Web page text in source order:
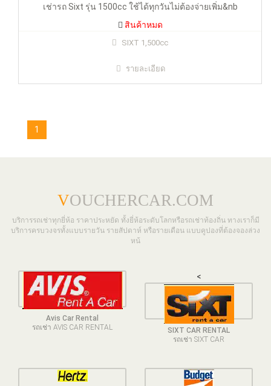
เช่ารถ Sixt รุ่น 1500cc ใช้ได้ทุกวันไม่ต้องจ่ายเพิ่ม&nb
สินค้าหมด
SIXT 1,500cc
รายละเอียด
1
VOUCHERCAR.COM
บริการรถเช่าทุกยี่ห้อ ราคาประหยัด ทั้งยี่ห้อระดับโลกหรือรถเช่าท้องถิ่น ทางเราก็มี
บริการครบวงจรทั้งแบบรายวัน รายสัปดาห์ หรือรายเดือน แบบคูปองที่ต้องจองล่วง
หน้
Avis Car Rental
รถเช่า AVIS CAR RENTAL
<
SIXT CAR RENTAL
รถเช่า SIXT CAR